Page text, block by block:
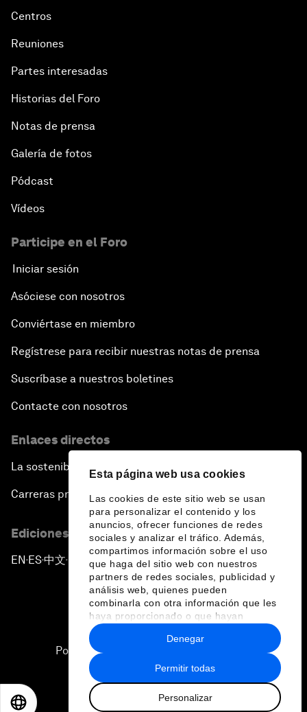
Esta página web usa cookies
Las cookies de este sitio web se usan
para personalizar el contenido y los
anuncios, ofrecer funciones de redes
sociales y analizar el tráfico. Además,
compartimos información sobre el uso
que haga del sitio web con nuestros
partners de redes sociales, publicidad y
análisis web, quienes pueden
combinarla con otra información que les
haya proporcionado o que hayan
recopilado a partir del uso que haya
hecho de sus servicios.
Permitir todas
Personalizar
Denegar
Centros
Reuniones
Partes interesadas
Historias del Foro
Notas de prensa
Galería de fotos
Pódcast
Vídeos
Participe en el Foro
Iniciar sesión
Asóciese con nosotros
Conviértase en miembro
Regístrese para recibir nuestras notas de prensa
Suscríbase a nuestros boletines
Contacte con nosotros
Enlaces directos
La sostenibilidad en el Foro
Carreras profesionales
Ediciones en otros idiomas
EN ▪ES▪中文▪ 日本語
Política de privacidad y normas de uso
Sitemap
2026 Foro Económico Mundial